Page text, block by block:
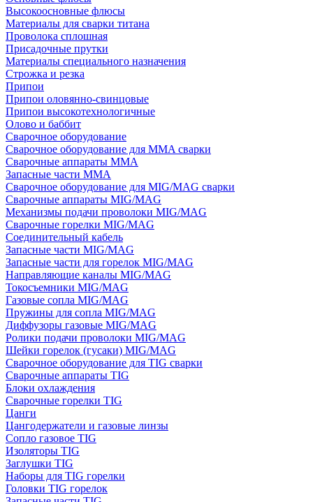
Высокоосновные флюсы
Материалы для сварки титана
Проволока сплошная
Присадочные прутки
Материалы специального назначения
Строжка и резка
Припои
Припои оловянно-свинцовые
Припои высокотехнологичные
Олово и баббит
Сварочное оборудование
Сварочное оборудование для MMA сварки
Сварочные аппараты MMA
Запасные части MMA
Сварочное оборудование для MIG/MAG сварки
Сварочные аппараты MIG/MAG
Механизмы подачи проволоки MIG/MAG
Сварочные горелки MIG/MAG
Соединительный кабель
Запасные части MIG/MAG
Запасные части для горелок MIG/MAG
Направляющие каналы MIG/MAG
Токосъемники MIG/MAG
Газовые сопла MIG/MAG
Пружины для сопла MIG/MAG
Диффузоры газовые MIG/MAG
Ролики подачи проволоки MIG/MAG
Шейки горелок (гусаки) MIG/MAG
Сварочное оборудование для TIG сварки
Сварочные аппараты TIG
Блоки охлаждения
Сварочные горелки TIG
Цанги
Цангодержатели и газовые линзы
Сопло газовое TIG
Изоляторы TIG
Заглушки TIG
Наборы для TIG горелки
Головки TIG горелок